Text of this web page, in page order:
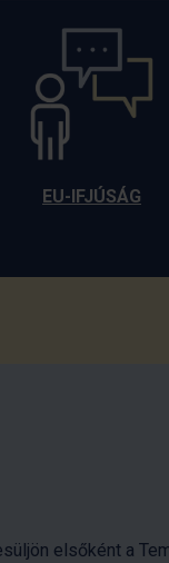
EU-IFJÚSÁG
elsőként a